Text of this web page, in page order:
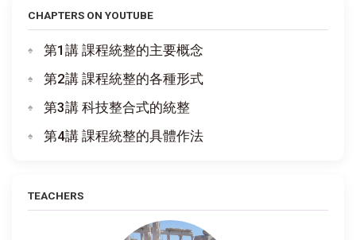
CHAPTERS ON YOUTUBE
第1講 課程統整的主要概念
第2講 課程統整的各種形式
第3講 科技整合式的統整
第4講 課程統整的具體作法
TEACHERS